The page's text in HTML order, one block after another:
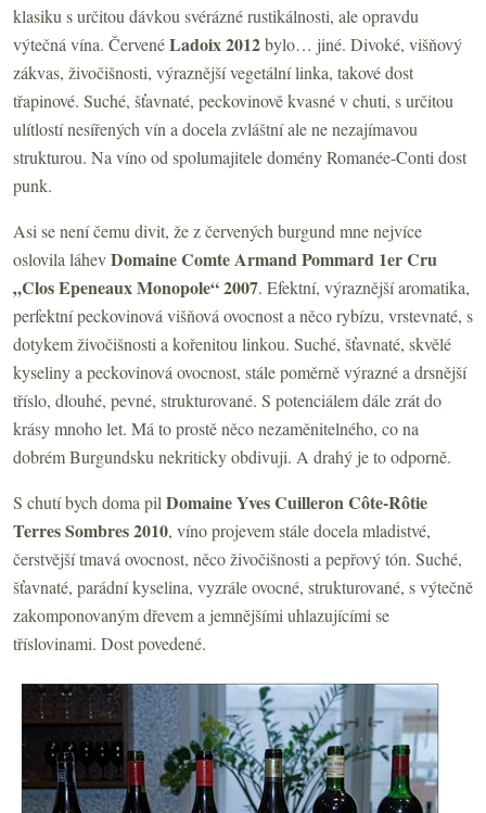
klasiku s určitou dávkou svérázné rustikálnosti, ale opravdu
výtečná vína. ČervenéLadoix 2012bylo… jiné. Divoké, višňový
zákvas, živočišnosti, výraznější vegetální linka, takové dost
třapinové. Suché, šťavnaté, peckovinově kvasné v chuti, s určitou
ulítlostí nesířených vín a docela zvláštní ale ne nezajímavou
strukturou. Na víno od spolumajitele domény Romanée-Conti dost
punk.
Asi se není čemu divit, že z červených burgund mne nejvíce
oslovila láhevDomaine Comte Armand Pommard 1er Cru
„Clos Epeneaux Monopole“ 2007. Efektní, výraznější aromatika,
perfektní peckovinová višňová ovocnost a něco rybízu, vrstevnaté, s
dotykem živočišnosti a kořenitou linkou. Suché, šťavnaté, skvělé
kyseliny a peckovinová ovocnost, stále poměrně výrazné a drsnější
tříslo, dlouhé, pevné, strukturované. S potenciálem dále zrát do
krásy mnoho let. Má to prostě něco nezaměnitelného, co na
dobrém Burgundsku nekriticky obdivuji. A drahý je to odporně.
S chutí bych doma pil DomaineYvesCuilleron Côte-Rôtie
Terres Sombres 2010, víno projevem stále docela mladistvé,
čerstvější tmavá ovocnost, něco živočišnosti a pepřový tón. Suché,
šťavnaté, parádní kyselina, vyzrále ovocné, strukturované, s výtečně
zakomponovaným dřevem a jemnějšími uhlazujícími se
tříslovinami. Dost povedené.